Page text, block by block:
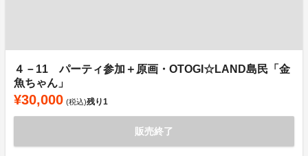
４－11 パーティ参加＋原画・OTOGI☆LAND島民「金
魚ちゃん」
¥30,000 (税込)残り1
販売終了